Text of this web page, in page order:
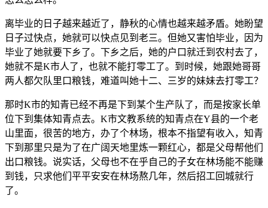
离毕业的日子越来越近了，静秋的心情也越来越矛盾。她盼望
日子过快点，她就可以快点见到老三。但她又害怕毕业，因为
毕业了她就要下乡了。下乡之后，她的户口就迁到农村去了，
她就不是K市人了，也就不能打零工了。到时候，她跟她哥哥
两人都欠队里口粮钱，难道叫她十二、三岁的妹妹去打零工？
那时K市的知青已经不再是下到某个生产队了，而是按家长单
位下到集体知青点去。K市文教系统的知青点在Y县的一个老
山里面，很苦的地方，办了个林场，根本不指望有收入，知青
下到那里只是为了在广阔天地里炼一颗红心，都是父母帮他们
出口粮钱。说实话，父母也不在乎自己的子女在林场能不能赚
到钱，只求他们平平安安在林场熬几年，然后招工回城就行
了。